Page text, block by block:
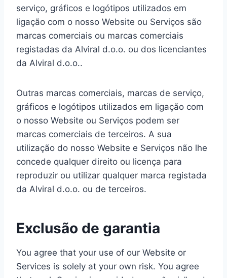
serviço, gráficos e logótipos utilizados em
ligação com o nosso Website ou Serviços são
marcas comerciais ou marcas comerciais
registadas da Alviral d.o.o. ou dos licenciantes
da Alviral d.o.o..
Outras marcas comerciais, marcas de serviço,
gráficos e logótipos utilizados em ligação com
o nosso Website ou Serviços podem ser
marcas comerciais de terceiros. A sua
utilização do nosso Website e Serviços não lhe
concede qualquer direito ou licença para
reproduzir ou utilizar qualquer marca registada
da Alviral d.o.o. ou de terceiros.
Exclusão de garantia
You agree that your use of our Website or
Services is solely at your own risk. You agree